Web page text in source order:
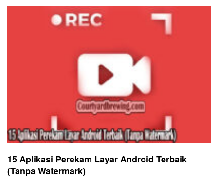
15 Aplikasi Perekam Layar Android Terbaik
(Tanpa Watermark)